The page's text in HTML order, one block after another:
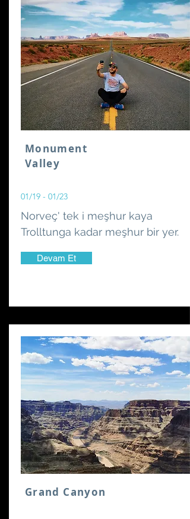
Monument
Valley
01/19 - 01/23
Norveç' tek i meşhur kaya
Trolltunga kadar meşhur bir yer.
Devam Et
Grand Canyon